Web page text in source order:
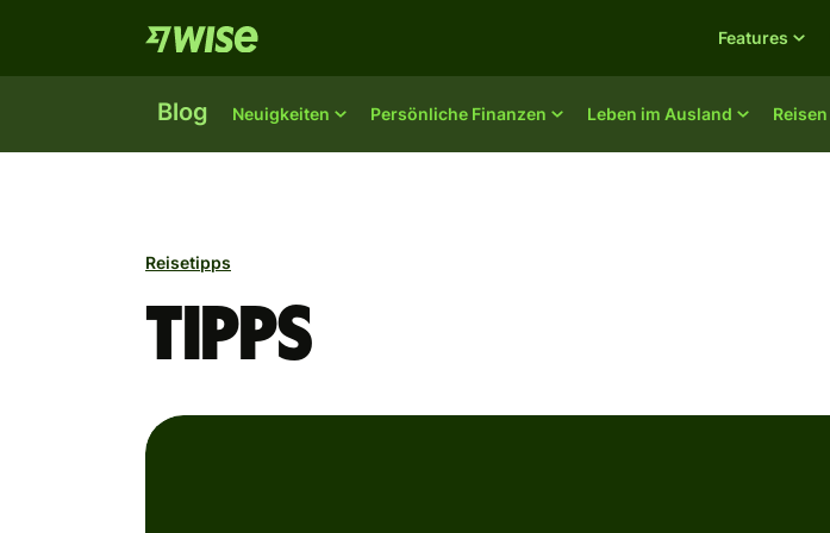
Blog Neuigkeiten Persönliche Finanzen Leben im Ausland Reisen
Features
Reisetipps
Tipps